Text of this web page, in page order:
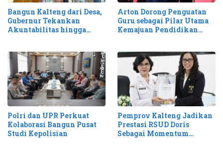
Bangun Kalteng dari Desa,
Gubernur Tekankan
Akuntabilitas hingga
Arton Dorong Penguatan
Guru sebagai Pilar Utama
Kemajuan Pendidikan
Polri dan UPR Perkuat
Kolaborasi Bangun Pusat
Studi Kepolisian
Pemprov Kalteng Jadikan
Prestasi RSUD Doris
Sebagai Momentum